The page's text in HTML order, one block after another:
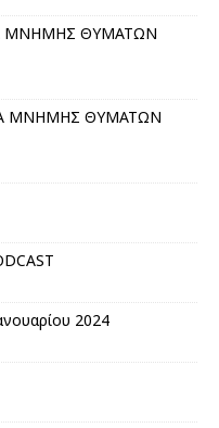
ΜΝΗΜΗΣ ΘΥΜΑΤΩΝ
ΜΝΗΜΗΣ ΘΥΜΑΤΩΝ
2024